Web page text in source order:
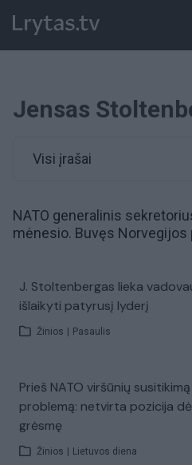
Jensas
Visi įrašai
NATO generalinis
mėnesio. Buvęs Norvegijos
J. Stoltenbergas lieka
išlaikyti patyrusį lyderį
Žinios Pasaulis
Prieš NATO viršūnių
problemą: netvirta pozicija
grėsmę
Žinios Lietuvos diena